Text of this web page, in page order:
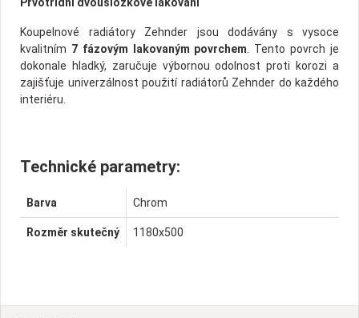
Koupelnové radiátory Zehnder jsou dodávány s vysoce
kvalitním 7 fázovým lakovaným povrchem . Tento povrch je
dokonale hladký, zaručuje výbornou odolnost proti korozi a
zajišťuje univerzálnost použití radiátorů Zehnder do každého
interiéru.
Technické parametry:
Barva Chrom
Rozměr skutečný 1180x500